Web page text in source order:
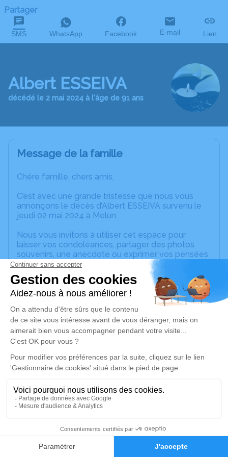
Faire-part Hommages
Partager
SMS WhatsApp Facebook E-mail Lien
Albert ESSEIVA
décédé le 2 mai 2024 à l'âge de 91 ans
Message de la famille
Chère famille, chers amis,
C’est avec une grande tristesse que nous vous
annonçons le décès d’Albert ESSEIVA survenu le
jeudi 02 mai 2024 à Melun.
Nous vous invitons à utiliser cet espace pour
laisser vos condoléances, partager des photos
souvenirs, une anecdote ou exprimer vos pensées
à travers des poèmes ou des textes. Cet endroit
est un lieu d'expression dédié à honorer la
mémoire d’Albert ESSEIVA.
Un service de plantation d’arbre hommage est
disponible ici.
Cérémonie religieuse
lundi 13 mai 2024 à 10h30
Église Saint Pregts de Villemanoche
89140 Villemanoche